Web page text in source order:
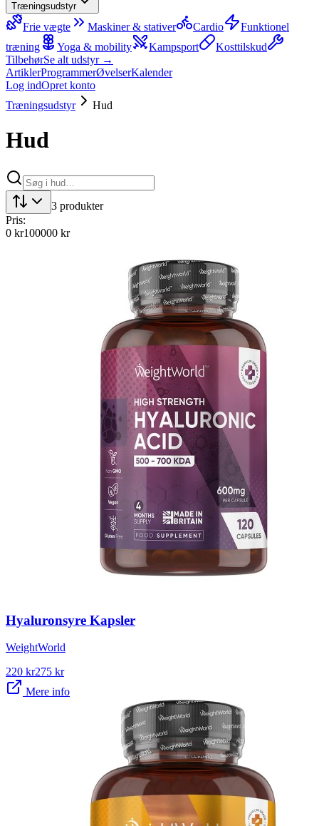
Træningsudstyr
Frie vægte Maskiner & stativer Cardio
Funktionel
træning
Yoga & mobility Kampsport
Kosttilskud
TilbehørSe alt udstyr →
ArtiklerProgrammerØvelserKalender
Log indOpret konto
Træningsudstyr
Hud
Hud
3 produkter
Pris:
0 kr100000 kr
Hyaluronsyre Kapsler
WeightWorld
220 kr275 kr
Mere info